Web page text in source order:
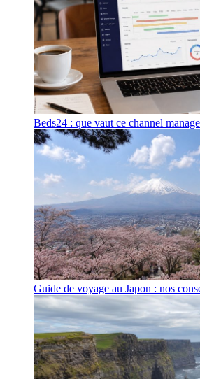
Beds24 : que vaut ce channel
Guide de voyage au Japon : nos